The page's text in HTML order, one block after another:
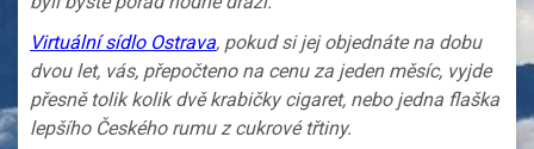
Virtuální sídlo Ostrava, pokud si jej objednáte na dobu
dvou let, vás, přepočteno na cenu za jeden měsíc, vyjde
přesně tolik kolik dvě krabičky cigaret, nebo jedna flaška
lepšího Českého rumu z cukrové třtiny.